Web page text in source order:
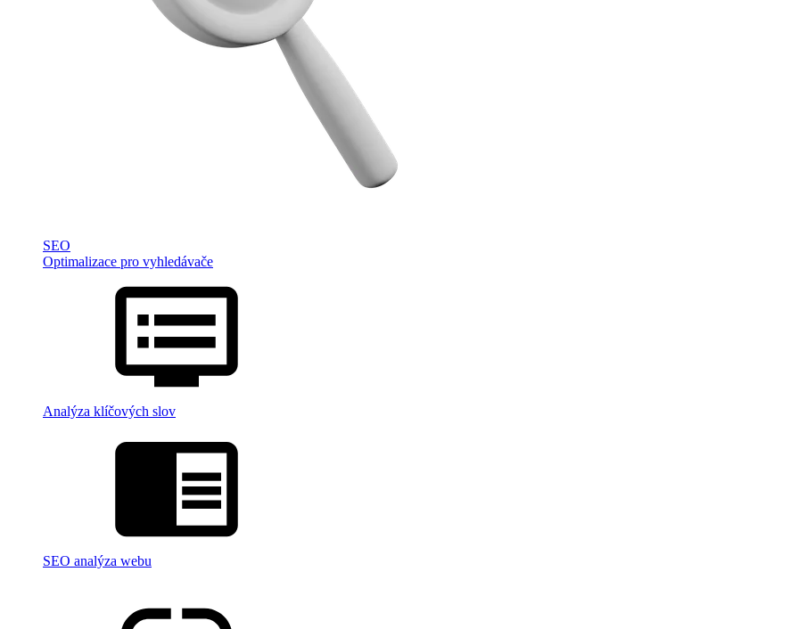
SEO
Optimalizace pro vyhledávače
Analýza klíčových slov
SEO analýza webu